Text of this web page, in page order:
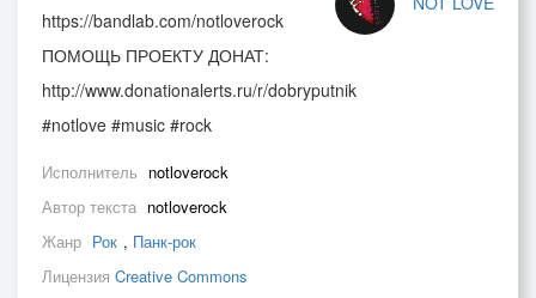
https://bandlab.com/notloverock
ПОМОЩЬ ПРОЕКТУ ДОНАТ:
http://www.donationalerts.ru/r/dobryputnik
#notlove #music #rock
Исполнитель notloverock
Автор текста notloverock
Жанр Рок , Панк-рок
Лицензия Creative Commons